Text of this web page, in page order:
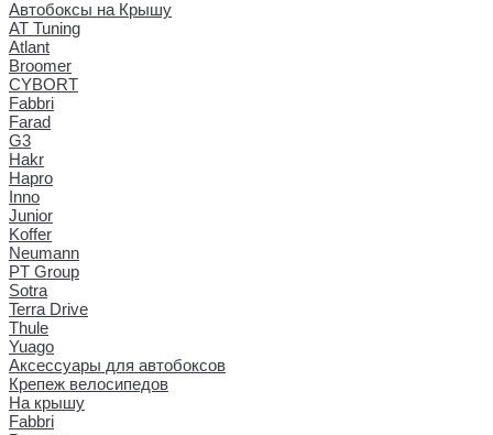
Автобоксы на Крышу
AT Tuning
Atlant
Broomer
CYBORT
Fabbri
Farad
G3
Hakr
Hapro
Inno
Junior
Koffer
Neumann
PT Group
Sotra
Terra Drive
Thule
Yuago
Аксессуары для автобоксов
Крепеж велосипедов
На крышу
Fabbri